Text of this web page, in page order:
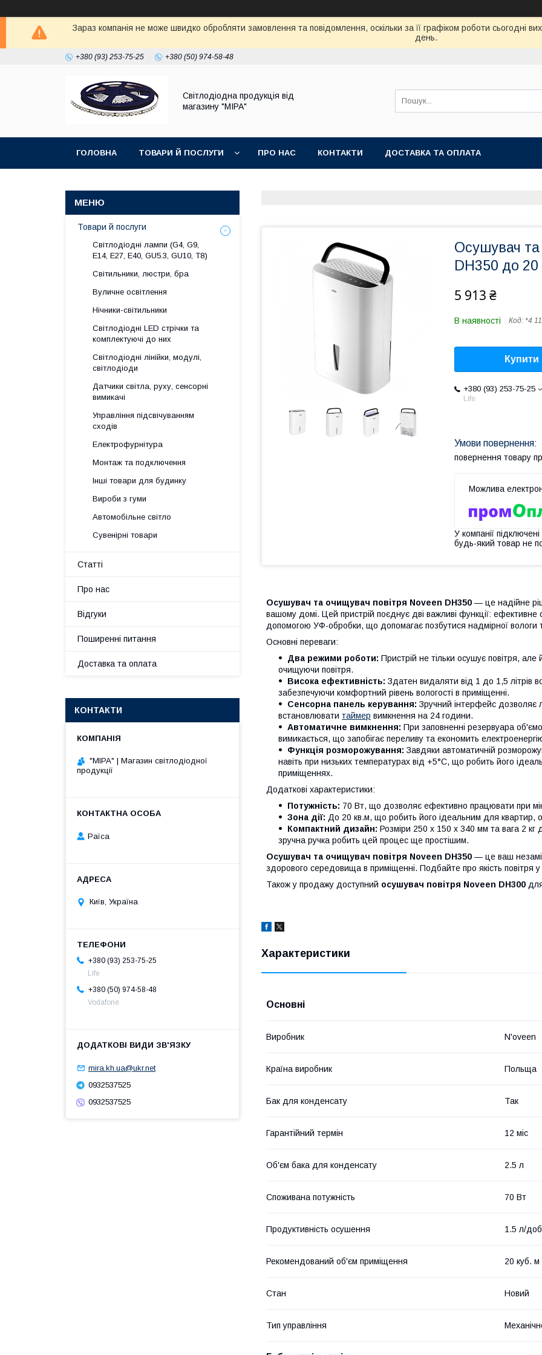
Зараз компанія не може швидко обробляти замовлення та повідомлення, оскільки за її графіком роботи сьогодні
день.
+380 (93) 253-75-25 +380 (50) 974-58-48
Світлодіодна продукція від
магазину "МІРА"
ГОЛОВНА ТОВАРИ Й ПОСЛУГИ ПРО НАС КОНТАКТИ ДОСТАВКА ТА ОПЛАТА
Осушувач та
DH350 до
5 913 ₴
В наявності Код: *4
Купити
+380 (93) 253-75-25
Life
повернення товару
У компанії
будь-який товар не
Осушувач та очищувач повітря Noveen DH350 — це надійне
вашому домі. Цей пристрій поєднує дві важливі функції:
допомогою УФ-обробки, що допомагає позбутися надмірної вологи
Основні переваги:
Два режими роботи: Пристрій не тільки осушує повітря,
очищуючи повітря.
Висока ефективність: Здатен видаляти від 1 до 1,5 літрів
забезпечуючи комфортний рівень вологості в приміщенні.
Сенсорна панель керування: Зручний інтерфейс дозволяє
встановлювати таймер вимкнення на 24 години.
Автоматичне вимкнення: При заповненні резервуара
вимикається, що запобігає переливу та економить
Функція розморожування: Завдяки автоматичній
навіть при низьких температурах від +5°C, що робить його
приміщеннях.
Додаткові характеристики:
Потужність: 70 Вт, що дозволяє ефективно працювати при
Зона дії: До 20 кв.м, що робить його ідеальним для квартир,
Компактний дизайн: Розміри 250 x 150 x 340 мм та вага 2 кг
зручна ручка робить цей процес ще простішим.
Осушувач та очищувач повітря Noveen DH350 — це ваш
здорового середовища в приміщенні. Подбайте про якість повітря
Також у продажу доступний осушувач повітря Noveen DH300
Характеристики
Основні
Виробник N'oveen
Країна виробник Польща
Бак для конденсату Так
Гарантійний термін 12 міс
Об'єм бака для конденсату 2.5 л
Споживана потужність 70 Вт
Продуктивність осушення 1.5 л/
Рекомендований об'єм приміщення 20 куб. м
Стан Новий
Тип управління
Товари й послуги
Світлодіодні лампи (G4, G9,
E14, E27, Е40, GU5.3, GU10, Т8)
Світильники, люстри, бра
Вуличне освітлення
Нічники-світильники
Світлодіодні LED стрічки та
комплектуючі до них
Світлодіодні лінійки, модулі,
світлодіоди
Датчики світла, руху, сенсорні
вимикачі
Управління підсвічуванням
сходів
Електрофурнітура
Монтаж та подключення
Інші товари для будинку
Вироби з гуми
Автомобільне світло
Сувенірні товари
Статті
Про нас
Відгуки
Поширенні питання
Доставка та оплата
КОНТАКТИ
"МІРА" | Магазин світлодіодної
продукції
Раїса
Київ, Україна
+380 (93) 253-75-25
Life
+380 (50) 974-58-48
Vodafone
mira.kh.ua@ukr.net
0932537525
0932537525